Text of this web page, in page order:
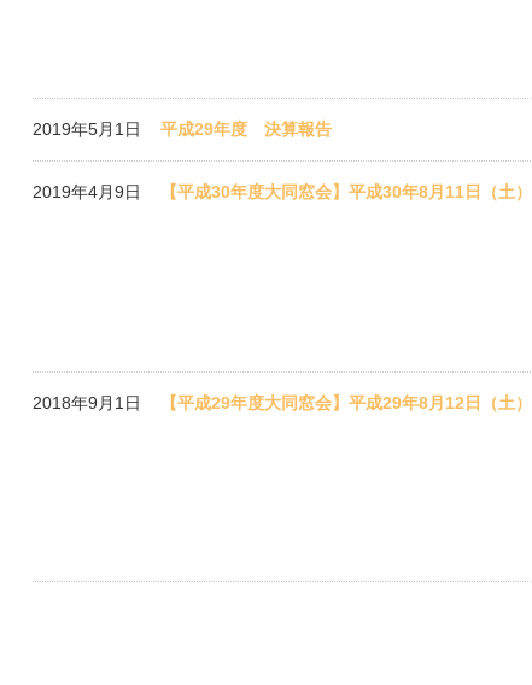
2019年5月1日平成29年度 決算報告
2019年4月9日 【平成30年度大同窓会】平成30年8月11日（土）
2018年9月1日 【平成29年度大同窓会】平成29年8月12日（土）